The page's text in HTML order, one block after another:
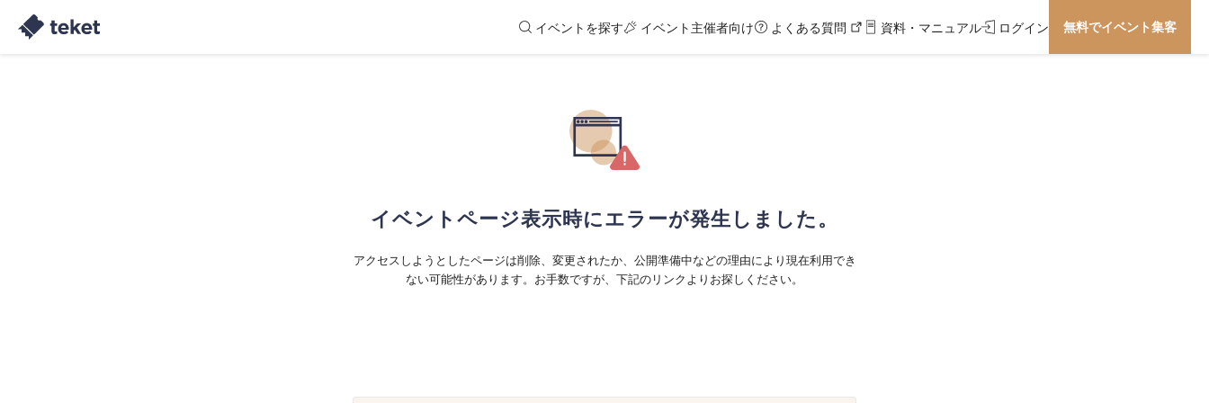
イベントを探す イベント主催者向け よくある質問 資料・マニュアル ログイン 無料でイベント集客
イベントページ表示時にエラーが発生しました。
アクセスしようとしたページは削除、変更されたか、公開準備中などの理由により現在利用でき
ない可能性があります。お手数ですが、下記のリンクよりお探しください。